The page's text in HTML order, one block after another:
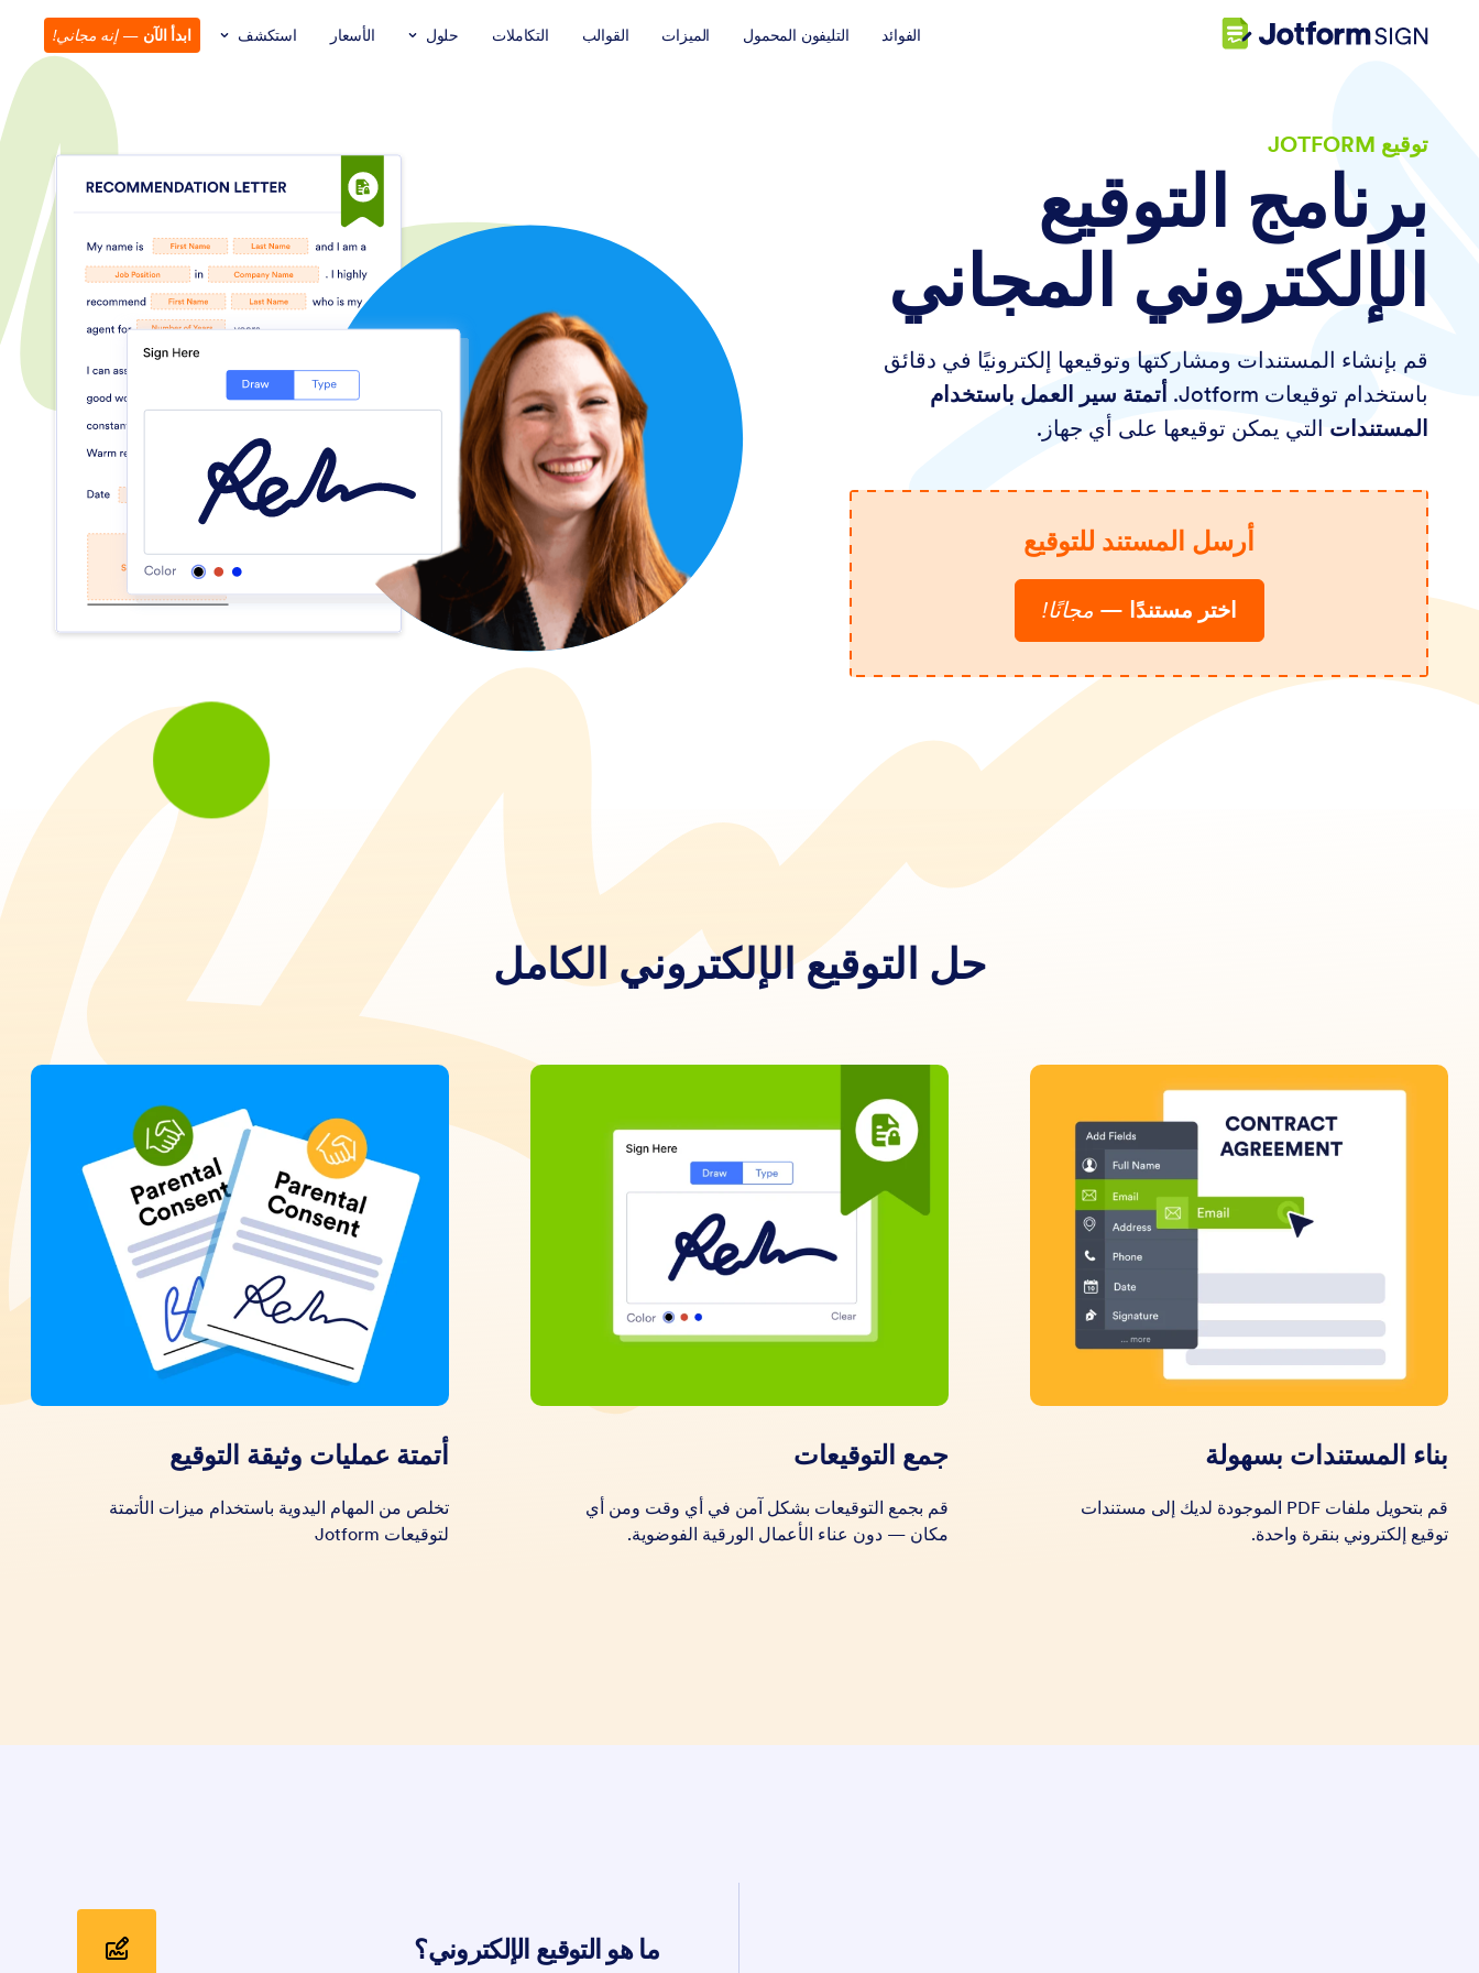
الفوائد التليفون المحمول الميزات القوالب التكاملات حلول الأسعار استكشف ابدأ الآن —إنه مجاني!
توقيع JOTFORM
برنامج التوقيع
الإلكتروني المجاني
قم بإنشاء المستندات ومشاركتها وتوقيعها إلكترونيًا في دقائق
باستخدام توقيعات Jotform.
أتمتة سير العمل باستخدام
المستندات التي يمكن توقيعها على أي جهاز.
أرسل المستند للتوقيع
اختر مستندًا — مجانًا!
حل التوقيع الإلكتروني الكامل
بناء المستندات بسهولة
قم بتحويل ملفات PDF الموجودة لديك إلى مستندات
توقيع إلكتروني بنقرة واحدة.
جمع التوقيعات
قم بجمع التوقيعات بشكل آمن في أي وقت ومن أي
مكان — دون عناء الأعمال الورقية الفوضوية.
أتمتة عمليات وثيقة التوقيع
تخلص من المهام اليدوية باستخدام ميزات الأتمتة
لتوقيعات Jotform
ما هو التوقيع الإلكتروني؟